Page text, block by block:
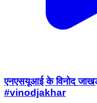
एनएसयूआई के विनोद जाखड़
#vinodjakhar